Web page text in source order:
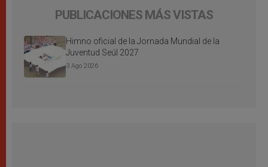
PUBLICACIONES MÁS VISTAS
Himno oficial de la Jornada Mundial de la
Juventud Seúl 2027
3 Ago 2026